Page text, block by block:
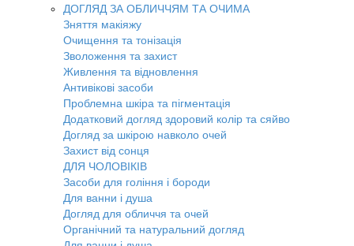
ДОГЛЯД ЗА ОБЛИЧЧЯМ ТА ОЧИМА
Зняття макіяжу
Очищення та тонізація
Зволоження та захист
Живлення та відновлення
Антивікові засоби
Проблемна шкіра та пігментація
Додатковий догляд здоровий колір та сяйво
Догляд за шкірою навколо очей
Захист від сонця
ДЛЯ ЧОЛОВІКІВ
Засоби для гоління і бороди
Для ванни і душа
Догляд для обличчя та очей
Органічний та натуральний догляд